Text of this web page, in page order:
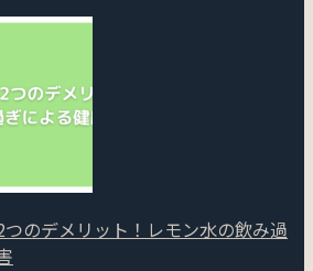
のデメリット！レモン水の飲み過